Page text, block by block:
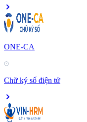
ONE-CA
Chữ ký số điện tử